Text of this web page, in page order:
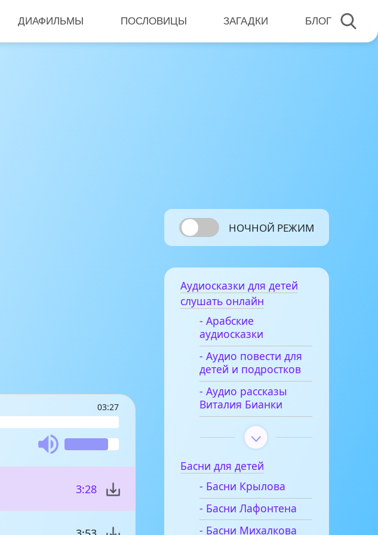
ДИАФИЛЬМЫ ПОСЛОВИЦЫ ЗАГАДКИ БЛОГ
03:27
3:28
НОЧНОЙ РЕЖИМ
Аудиосказки для детей
слушать онлайн
- Арабские
аудиосказки
- Аудио повести для
детей и подростков
- Аудио рассказы
Виталия Бианки
Басни для детей
- Басни Крылова
- Басни Лафонтена
- Басни Михалкова